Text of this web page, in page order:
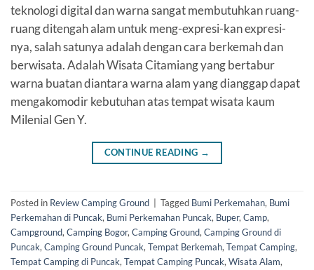
teknologi digital dan warna sangat membutuhkan ruang-
ruang ditengah alam untuk meng-expresi-kan expresi-
nya, salah satunya adalah dengan cara berkemah dan
berwisata. Adalah Wisata Citamiang yang bertabur
warna buatan diantara warna alam yang dianggap dapat
mengakomodir kebutuhan atas tempat wisata kaum
Milenial Gen Y.
CONTINUE READING →
Posted in Review Camping Ground Tagged Bumi Perkemahan, Bumi
Perkemahan di Puncak, Bumi Perkemahan Puncak, Buper,Camp,
Campground,Camping Bogor,Camping Ground,Camping Ground di
Puncak,Camping Ground Puncak,Tempat Berkemah,Tempat Camping,
Tempat Camping di Puncak,Tempat Camping Puncak,Wisata Alam,